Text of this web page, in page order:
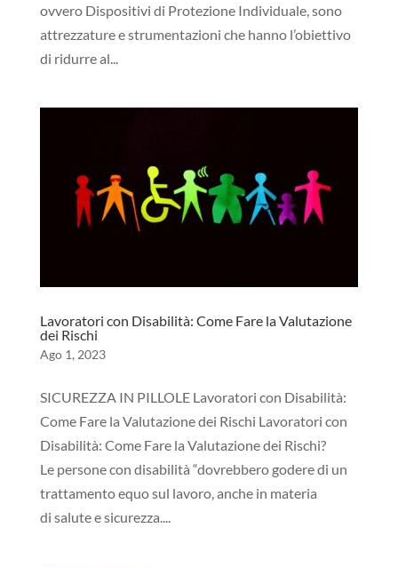
ovvero Dispositivi di Protezione Individuale, sono
attrezzature e strumentazioni che hanno l’obiettivo
di ridurre al...
Lavoratori con Disabilità: Come Fare la Valutazione
dei Rischi
Ago 1, 2023
SICUREZZA IN PILLOLE Lavoratori con Disabilità:
Come Fare la Valutazione dei Rischi Lavoratori con
Disabilità: Come Fare la Valutazione dei Rischi?
Le persone con disabilità “dovrebbero godere di un
trattamento equo sul lavoro, anche in materia
di salute e sicurezza....